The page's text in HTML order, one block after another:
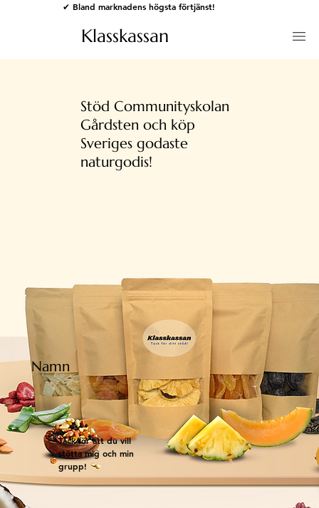
✔ Bland marknadens högsta förtjänst!
Klasskassan
Stöd Communityskolan
Gårdsten och köp
Sveriges godaste
naturgodis!
Tack för att du vill
stötta mig och min
grupp!
Namn